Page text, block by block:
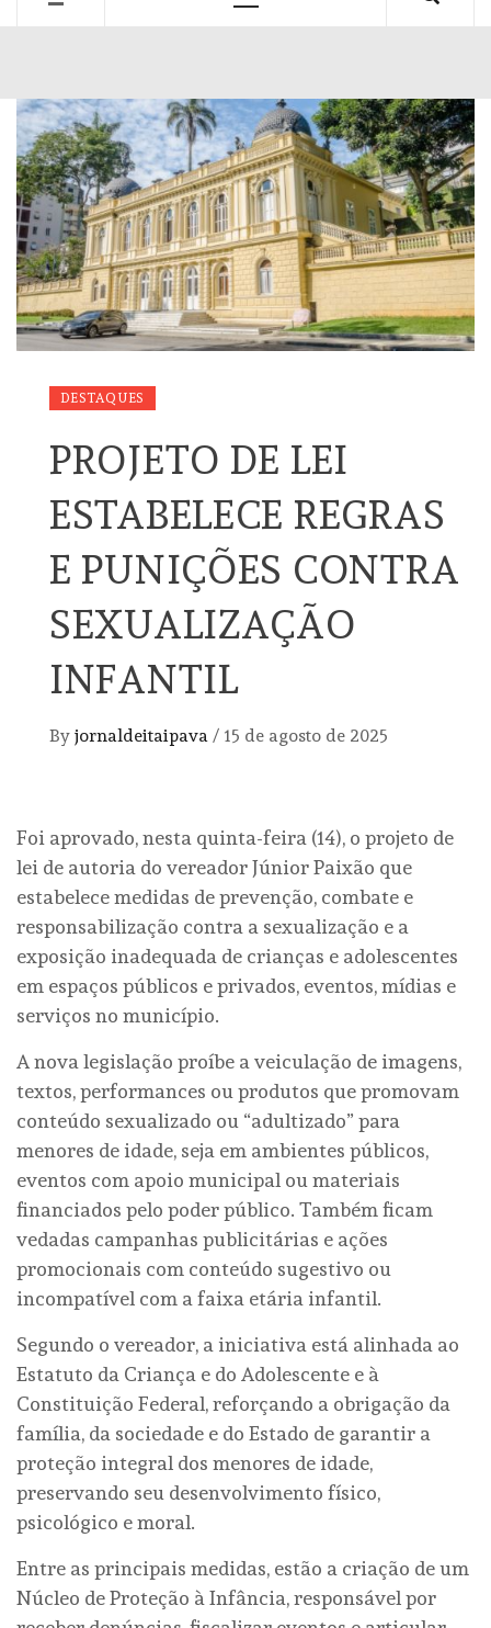
DESTAQUES
PROJETO DE LEI
ESTABELECE REGRAS
E PUNIÇÕES CONTRA
SEXUALIZAÇÃO
INFANTIL
By jornaldeitaipava / 15 de agosto de 2025
Foi aprovado, nesta quinta-feira (14), o projeto de
lei de autoria do vereador Júnior Paixão que
estabelece medidas de prevenção, combate e
responsabilização contra a sexualização e a
exposição inadequada de crianças e adolescentes
em espaços públicos e privados, eventos, mídias e
serviços no município.
A nova legislação proíbe a veiculação de imagens,
textos, performances ou produtos que promovam
conteúdo sexualizado ou “adultizado” para
menores de idade, seja em ambientes públicos,
eventos com apoio municipal ou materiais
financiados pelo poder público. Também ficam
vedadas campanhas publicitárias e ações
promocionais com conteúdo sugestivo ou
incompatível com a faixa etária infantil.
Segundo o vereador, a iniciativa está alinhada ao
Estatuto da Criança e do Adolescente e à
Constituição Federal, reforçando a obrigação da
família, da sociedade e do Estado de garantir a
proteção integral dos menores de idade,
preservando seu desenvolvimento físico,
psicológico e moral.
Entre as principais medidas, estão a criação de um
Núcleo de Proteção à Infância, responsável por